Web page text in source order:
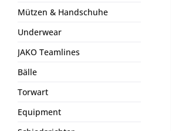
Mützen & Handschuhe
Underwear
JAKO Teamlines
Bälle
Torwart
Equipment